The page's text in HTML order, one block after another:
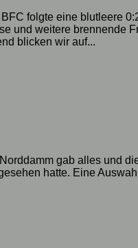
folgte eine blutleere
und weitere brennende
blicken wir auf...
gab alles und
hatte. Eine